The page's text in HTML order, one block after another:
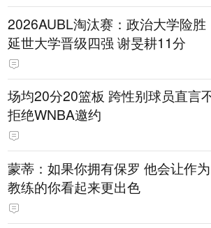
2026AUBL淘汰赛：政治大学险胜
延世大学晋级四强 谢旻耕11分
场均20分20篮板 跨性别球员直言
拒绝WNBA邀约
蒙蒂：如果你拥有保罗 他会让作为
教练的你看起来更出色